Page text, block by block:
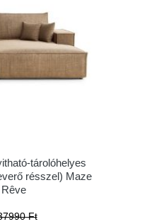
tárolóhelyes
résszel) Maze
Ft